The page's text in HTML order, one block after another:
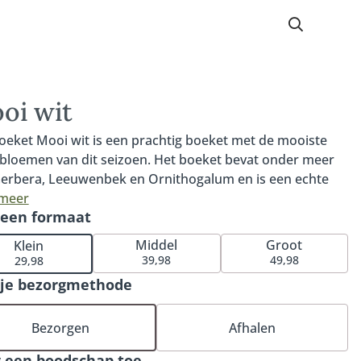
wit
Mooi wit is een prachtig boeket met de mooiste
van dit seizoen. Het boeket bevat onder meer
Leeuwenbek en Ornithogalum en is een echte
door de combinatie van verschillende wittinten.
boeket is de perfecte keuze voor elke gelegenheid.
tijdloze uitstraling past het moeiteloos in elk interieur,
tot modern. Wie verras jij? Tip: bestel een
vaas voor de perfecte match.
formaat
Klein
29,98
Middel
39,98
Groot
49,98
bezorgmethode
Bezorgen Afhalen